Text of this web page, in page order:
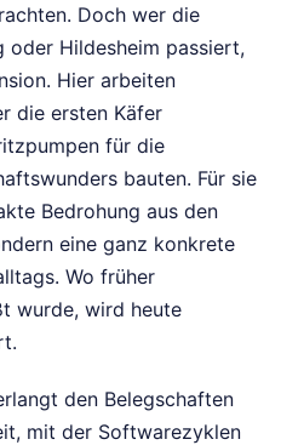
Doch wer die
oder Hildesheim passiert,
Hier arbeiten
die ersten Käfer
für die
bauten. Für sie
Bedrohung aus den
eine ganz konkrete
Wo früher
wurde, wird heute
den Belegschaften
mit der Softwarezyklen